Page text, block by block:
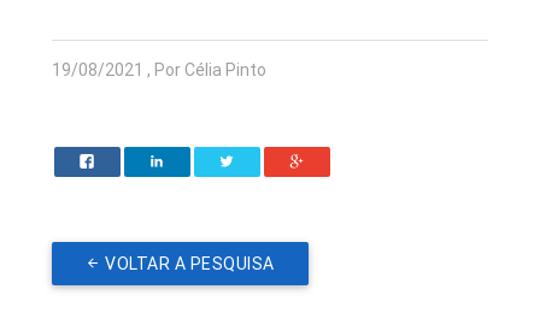
19/08/2021 , Por Célia Pinto
VOLTAR A PESQUISA